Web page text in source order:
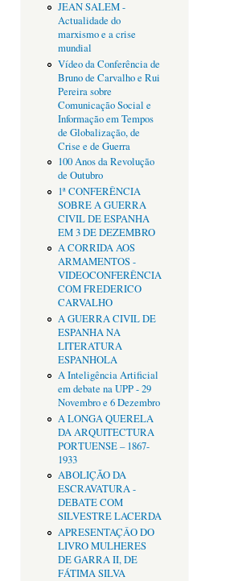
JEAN SALEM -
Actualidade do
marxismo e a crise
mundial
Vídeo da Conferência de
Bruno de Carvalho e Rui
Pereira sobre
Comunicação Social e
Informação em Tempos
de Globalização, de
Crise e de Guerra
100 Anos da Revolução
de Outubro
1ª CONFERÊNCIA
SOBRE A GUERRA
CIVIL DE ESPANHA
EM 3 DE DEZEMBRO
A CORRIDA AOS
ARMAMENTOS -
VIDEOCONFERÊNCIA
COM FREDERICO
CARVALHO
A GUERRA CIVIL DE
ESPANHA NA
LITERATURA
ESPANHOLA
A Inteligência Artificial
em debate na UPP - 29
Novembro e 6 Dezembro
A LONGA QUERELA
DA ARQUITECTURA
PORTUENSE – 1867-
1933
ABOLIÇÃO DA
ESCRAVATURA -
DEBATE COM
SILVESTRE LACERDA
APRESENTAÇÂO DO
LIVRO MULHERES
DE GARRA II, DE
FÁTIMA SILVA